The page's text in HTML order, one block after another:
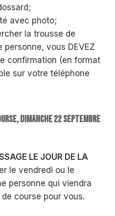
avec photo;
la trousse de
personne, vous DEVEZ
confirmation (en format
sur votre téléphone
DIMANCHE 22 SEPTEMBRE
LE JOUR DE LA
le vendredi ou le
personne qui viendra
course pour vous.